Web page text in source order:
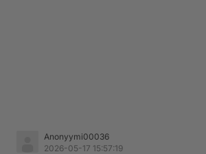
Anonyymi00036
2026-05-17 15:57:19